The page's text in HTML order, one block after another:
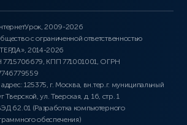
2009-2026
с ограниченной ответственностью
2014-2026
КПП 771001001, ОГРН
125375, г. Москва, вн.тер.г. муниципальный
Тверской, ул. Тверская, д. 16, стр. 1
62.01 (Разработка компьютерного
обеспечения)